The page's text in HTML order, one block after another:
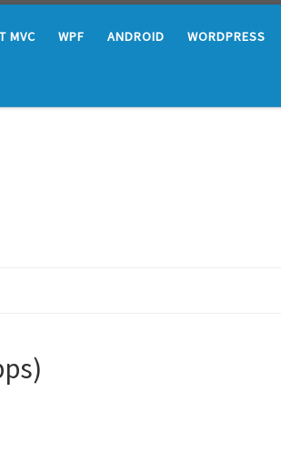
MVC WPF ANDROID WORDPRESS